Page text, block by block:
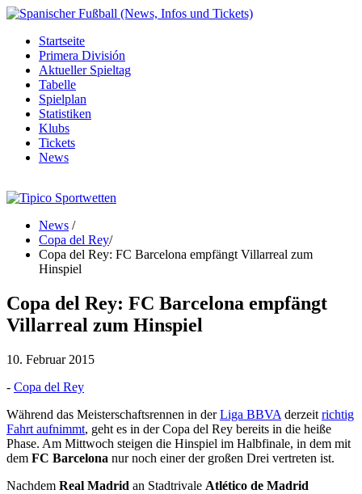
Startseite
Primera División
Aktueller Spieltag
Tabelle
Spielplan
Statistiken
Klubs
Tickets
News
News /
Copa del Rey/
Copa del Rey: FC Barcelona empfängt Villarreal zum
Hinspiel
Copa del Rey: FC Barcelona empfängt
Villarreal zum Hinspiel
10. Februar 2015
- Copa del Rey
Während das Meisterschaftsrennen in derLiga BBVA derzeit richtig
Fahrt aufnimmt, geht es in der Copa del Rey bereits in die heiße
Phase. Am Mittwoch steigen die Hinspiel im Halbfinale, in dem mit
dem FC Barcelona nur noch einer der großen Drei vertreten ist.
Nachdem Real Madrid an Stadtrivale Atlético de Madrid